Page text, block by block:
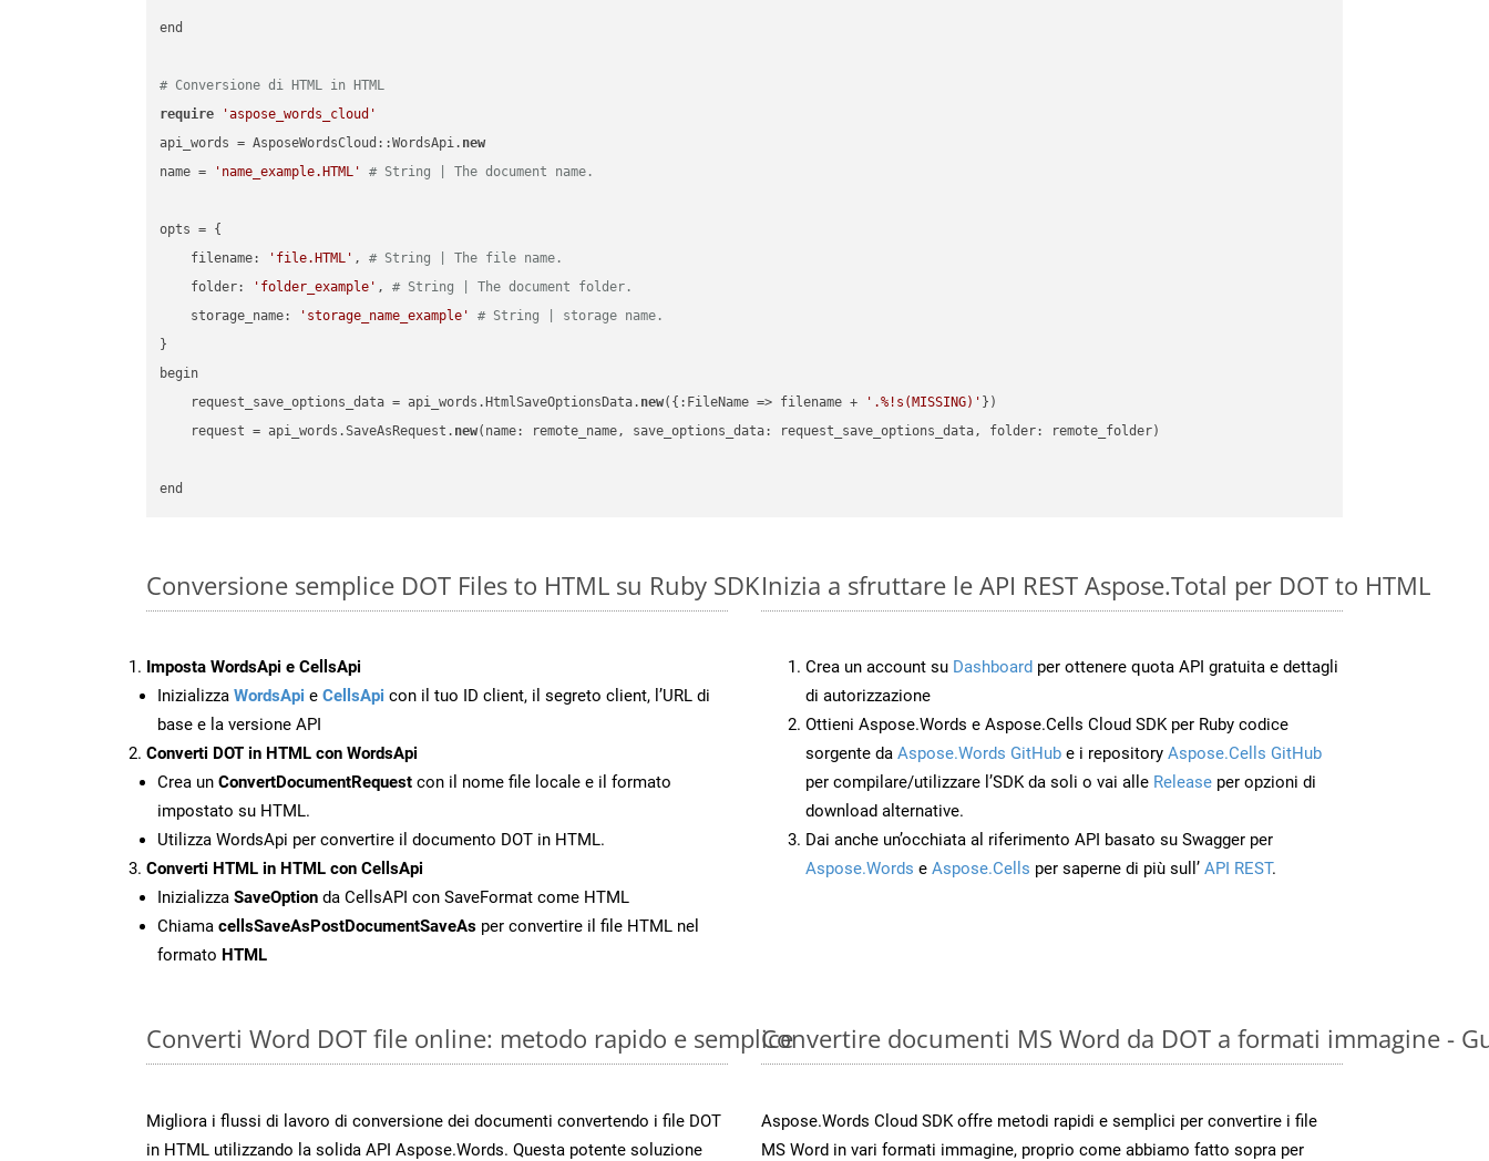
end
# Conversione di HTML in HTML
require
'aspose_words_cloud'
api_words = AsposeWordsCloud::WordsApi. new
name =
'name_example.HTML' # String | The document name.
opts = {
    filename:
'file.HTML' , # String | The file name.
    folder:
'folder_example' , # String | The document folder.
    storage_name:
'storage_name_example'
# String | storage name.
}
begin
    request_save_options_data = api_words.HtmlSaveOptionsData.
new({:FileName => filename + '.%!s(MISSING)' })
    request = api_words.SaveAsRequest.
new(name: remote_name, save_options_data: request_save_options_data, folder: remote_folder)
Conversione semplice DOT Files to HTML su Ruby SDK
Imposta WordsApi e CellsApi
Inizializza WordsApi e CellsApi con il tuo ID client, il segreto client, l’URL di
base e la versione API
Converti DOT in HTML con WordsApi
Crea un ConvertDocumentRequest con il nome file locale e il formato
impostato su HTML.
Utilizza WordsApi per convertire il documento DOT in HTML.
Converti HTML in HTML con CellsApi
Inizializza SaveOption da CellsAPI con SaveFormat come HTML
Chiama cellsSaveAsPostDocumentSaveAs per convertire il file HTML nel
formato HTML
Inizia a sfruttare le API REST Aspose.Total per DOT to HTML
Crea un account su Dashboard per ottenere quota API gratuita e dettagli
di autorizzazione
Ottieni Aspose.Words e Aspose.Cells Cloud SDK per Ruby codice
sorgente da Aspose.Words GitHub e i repository Aspose.Cells GitHub
per compilare/utilizzare l’SDK da soli o vai alle Release per opzioni di
download alternative.
Dai anche un’occhiata al riferimento API basato su Swagger per
Aspose.Words e Aspose.Cells per saperne di più sull’ API REST.
Converti Word DOT file online: metodo rapido e semplice
Migliora i flussi di lavoro di conversione dei documenti convertendo i file DOT
in HTML utilizzando la solida API Aspose.Words. Questa potente soluzione
Convertire documenti MS Word da DOT a formati immagine -
Aspose.Words Cloud SDK offre metodi rapidi e semplici per convertire i file
MS Word in vari formati immagine, proprio come abbiamo fatto sopra per